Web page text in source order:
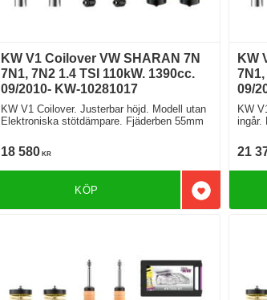
KW V1 Coilover VW SHARAN 7N
7N1, 7N2 1.4 TSI 110kW. 1390cc.
09/2010- KW-10281017
KW V1 Coilover. Justerbar höjd. Modell utan
Elektroniska stötdämpare. Fjäderben 55mm
18 580 KR
Lägg till i
KÖP
KW
7N1,
09/
KW
ingår.
21